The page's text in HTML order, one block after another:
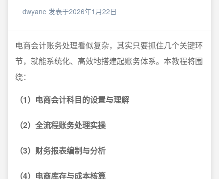
dwyane 发表于2026年1月22日
电商会计账务处理看似复杂，其实只要抓住几个关键环
节，就能系统化、高效地搭建起账务体系。本教程将围
绕：
（1）电商会计科目的设置与理解
（2）全流程账务处理实操
（3）财务报表编制与分析
（4）电商库存与成本核算